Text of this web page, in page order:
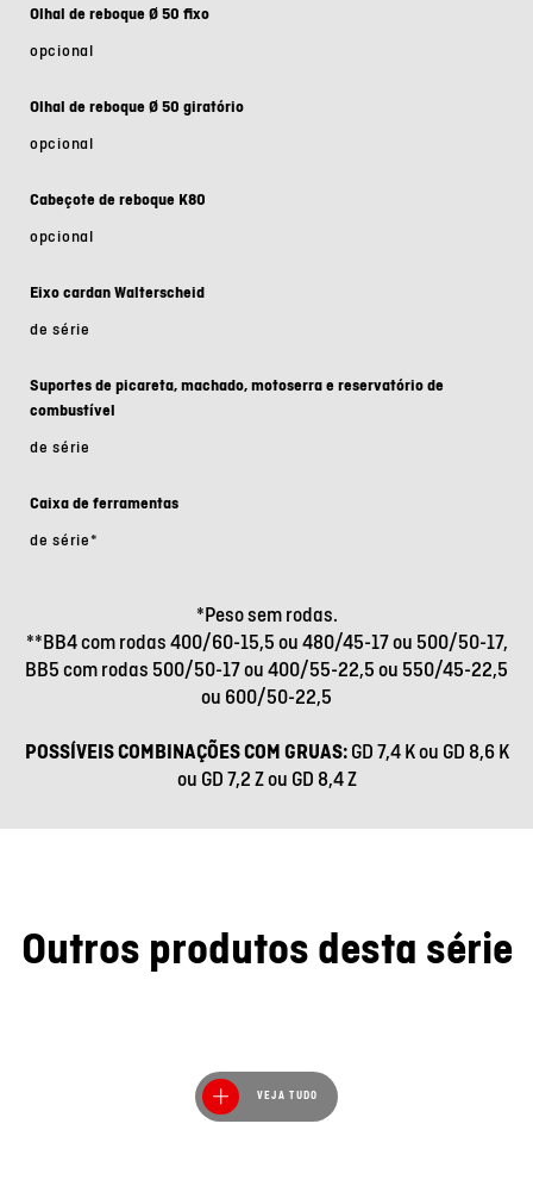
Olhal de reboque Ø 50 fixo
opcional
Olhal de reboque Ø 50 giratório
opcional
Cabeçote de reboque K80
opcional
Eixo cardan Walterscheid
de série
Suportes de picareta, machado, motoserra e reservatório de
combustível
de série
Caixa de ferramentas
de série*
*Peso sem rodas.
**BB4 com rodas 400/60-15,5 ou 480/45-17 ou 500/50-17,
BB5 com rodas 500/50-17 ou 400/55-22,5 ou 550/45-22,5
ou 600/50-22,5
POSSÍVEIS COMBINAÇÕES COM GRUAS:GD 7,4 K ou GD 8,6 K
ou GD 7,2 Z ou GD 8,4 Z
Outros produtos desta série
VEJA TUDO